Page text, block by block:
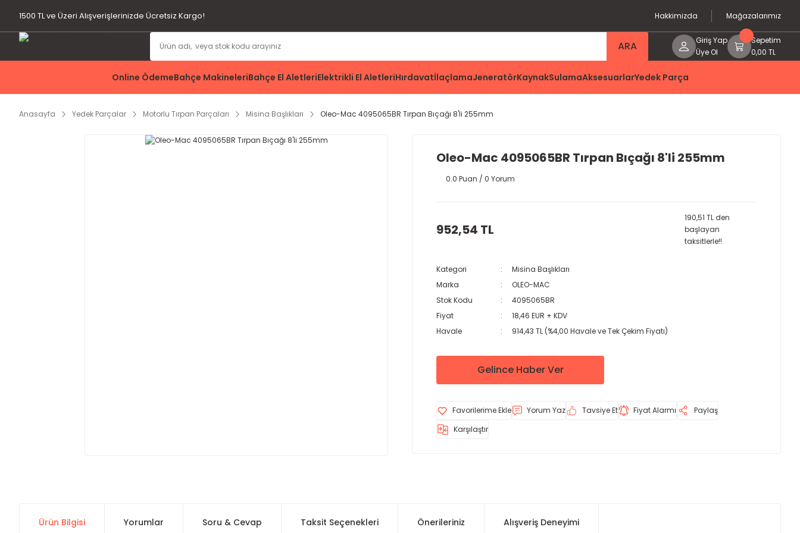
1500 TL ve Üzeri Alışverişlerinizde Ücretsiz Kargo! Hakkimizda Mağazalarımız
ARA
Giriş Yap
Üye Ol
Sepetim
0,00 TL
Online ÖdemeBahçe MakineleriBahçe El AletleriElektrikli El AletleriHırdavatİlaçlamaJeneratörKaynakSulamaAksesuarlarYedek Parça
Anasayfa Yedek Parçalar Motorlu Tırpan Parçaları Misina Başlıkları Oleo-Mac 4095065BR Tırpan Bıçağı 8'li 255mm
Oleo-Mac 4095065BR Tırpan Bıçağı 8'li 255mm
0.0 Puan / 0 Yorum
952,54 TL
190,51 TL den
başlayan
taksitlerle!!
Kategori
Misina Başlıkları
Marka
OLEO-MAC
Stok Kodu
4095065BR
Fiyat
18,46 EUR + KDV
Havale
914,43 TL (%4,00 Havale ve Tek Çekim Fiyatı)
Gelince Haber Ver
Yorum Yaz Tavsiye Et Fiyat Alarmı
Paylaş
Karşılaştır
Ürün Bilgisi Yorumlar Soru & Cevap Taksit Seçenekleri Önerileriniz Alışveriş Deneyimi